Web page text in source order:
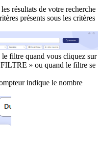
résultats de votre recherche
présents sous les critères
le filtre quand vous cliquez sur
» ou quand le filtre se
indique le nombre